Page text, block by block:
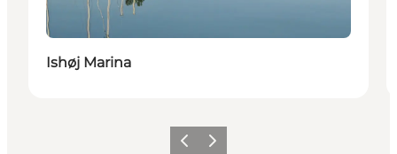
Ishøj Marina
Precedente
Avanti